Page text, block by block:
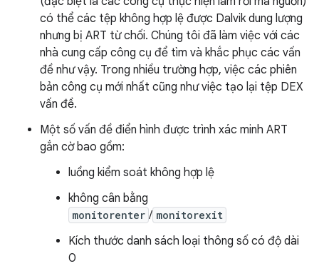
có thể các tệp không hợp lệ được Dalvik dung lượng
nhưng bị ART từ chối. Chúng tôi đã làm việc với các
nhà cung cấp công cụ để tìm và khắc phục các vấn
đề như vậy. Trong nhiều trường hợp, việc các phiên
bản công cụ mới nhất cũng như việc tạo lại tệp DEX
vấn đề.
Một số vấn đề điển hình được trình xác minh ART
gắn cờ bao gồm:
luồng kiểm soát không hợp lệ
không cân bằng
monitorenter / monitorexit
Kích thước danh sách loại thông số có độ dài
0